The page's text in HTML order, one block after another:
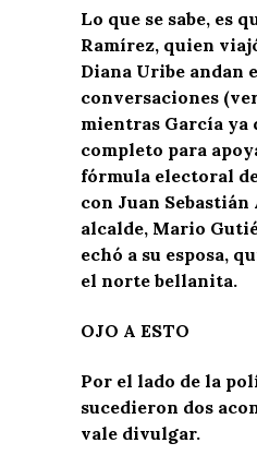
Lo que se sabe, es
Ramírez, quien
Diana Uribe andan
conversaciones
mientras García ya
completo para
fórmula electoral
con Juan Sebastián
alcalde, Mario
echó a su esposa,
el norte bellanita.
OJO A ESTO
Por el lado de la
sucedieron dos
vale divulgar.